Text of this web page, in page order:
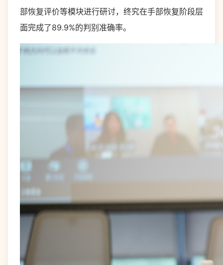
部恢复评价等模块进行研讨，终究在手部恢复阶段层
面完成了89.9%的判别准确率。